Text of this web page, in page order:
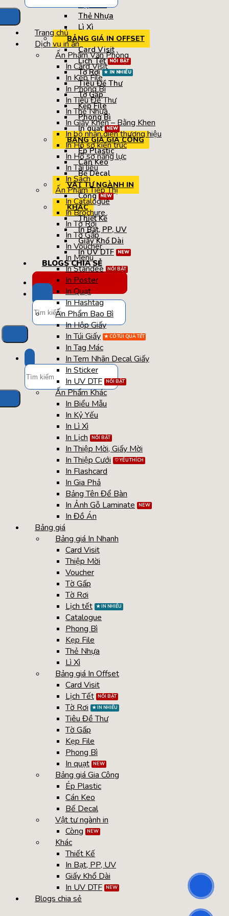
Kẹp File
Thẻ Nhựa
Lì Xì
BẢNG GIÁ IN OFFSET
Card Visit
Lịch Tết
Tờ Rơi
Tiêu Đề Thư
Tờ Gấp
Kẹp File
Phong Bì
In quạt
BẢNG GIÁ GIA CÔNG
Ép Plastic
Cán Keo
Bế Decal
VẬT TƯ NGÀNH IN
Còng
KHÁC
Thiết Kế
In Bạt, PP, UV
Giấy Khổ Dài
In UV DTF
BLOGS CHIA SẺ
TÚI / HỘP QUÀ TẾT
Tìm
kiếm:
Tìm
kiếm:
Trang chủ
Dịch vụ in ấn
Ấn Phẩm Văn Phòng
In Card Visit
In Kẹp File
In Phong Bì
In Tiêu Đề Thư
In Thẻ Nhựa
In Giấy Khen – Bằng Khen
In bộ nhận diện thương hiệu
In Hồ sơ kiến trúc
In Hồ sơ năng lực
In Tài liệu
In Sách
Ấn Phẩm Tiếp Thị
In Catalogue
In Brochure
In Tờ Rơi
In Tờ Gấp
In Voucher
In Menu
In Standee
In Poster
In Quạt
In Hashtag
Ấn Phẩm Bao Bì
In Hộp Giấy
In Túi Giấy
In Tag Mác
In Tem Nhãn Decal Giấy
In Sticker
In UV DTF
Ấn Phẩm Khác
In Biểu Mẫu
In Kỷ Yếu
In Lì Xì
In Lịch
In Thiệp Mời, Giấy Mời
In Thiệp Cưới
In Flashcard
In Gia Phả
Bảng Tên Để Bàn
In Ảnh Gỗ Laminate
In Đồ Án
Bảng giá
Bảng giá In Nhanh
Card Visit
Thiệp Mời
Voucher
Tờ Gấp
Tờ Rơi
Lịch tết
Catalogue
Phong Bì
Kẹp File
Thẻ Nhựa
Lì Xì
Bảng giá In Offset
Card Visit
Lịch Tết
Tờ Rơi
Tiêu Đề Thư
Tờ Gấp
Kẹp File
Phong Bì
In quạt
Bảng giá Gia Công
Ép Plastic
Cán Keo
Bế Decal
Vật tư ngành in
Còng
Khác
Thiết Kế
In Bạt, PP, UV
Giấy Khổ Dài
In UV DTF
Blogs chia sẻ